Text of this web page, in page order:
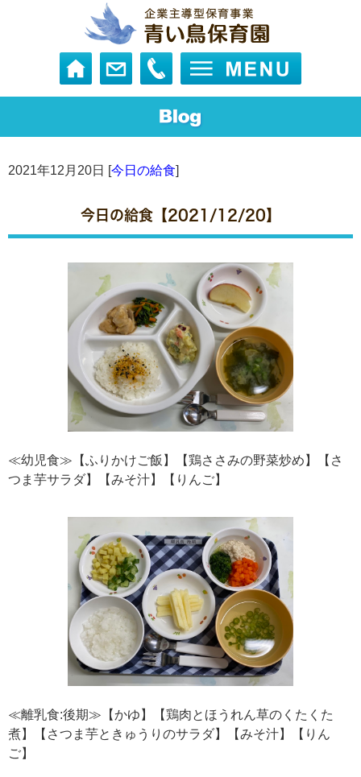
2021年12月20日 [今日の給食]
今日の給食【2021/12/20】
≪幼児食≫【ふりかけご飯】【鶏ささみの野菜炒め】【さ
つま芋サラダ】【みそ汁】【りんご】
≪離乳食:後期≫【かゆ】【鶏肉とほうれん草のくたくた
煮】【さつま芋ときゅうりのサラダ】【みそ汁】【りん
ご】